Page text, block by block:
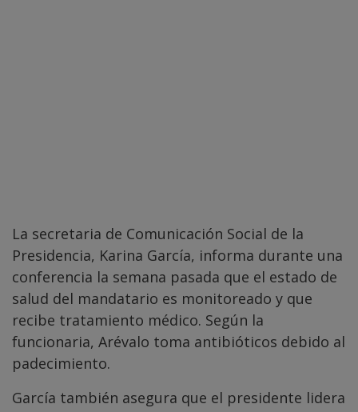
La secretaria de Comunicación Social de la
Presidencia, Karina García, informa durante una
conferencia la semana pasada que el estado de
salud del mandatario es monitoreado y que
recibe tratamiento médico. Según la
funcionaria, Arévalo toma antibióticos debido al
padecimiento.
García también asegura que el presidente lidera